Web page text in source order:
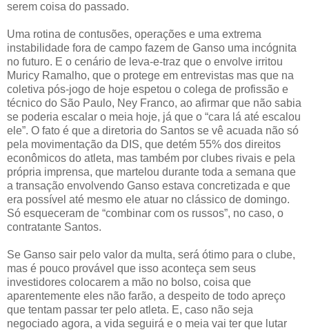
serem coisa do passado.
Uma rotina de contusões, operações e uma extrema
instabilidade fora de campo fazem de Ganso uma incógnita
no futuro. E o cenário de leva-e-traz que o envolve irritou
Muricy Ramalho, que o protege em entrevistas mas que na
coletiva pós-jogo de hoje espetou o colega de profissão e
técnico do São Paulo, Ney Franco, ao afirmar que não sabia
se poderia escalar o meia hoje, já que o “cara lá até escalou
ele”. O fato é que a diretoria do Santos se vê acuada não só
pela movimentação da DIS, que detém 55% dos direitos
econômicos do atleta, mas também por clubes rivais e pela
própria imprensa, que martelou durante toda a semana que
a transação envolvendo Ganso estava concretizada e que
era possível até mesmo ele atuar no clássico de domingo.
Só esqueceram de “combinar com os russos”, no caso, o
contratante Santos.
Se Ganso sair pelo valor da multa, será ótimo para o clube,
mas é pouco provável que isso aconteça sem seus
investidores colocarem a mão no bolso, coisa que
aparentemente eles não farão, a despeito de todo apreço
que tentam passar ter pelo atleta. E, caso não seja
negociado agora, a vida seguirá e o meia vai ter que lutar